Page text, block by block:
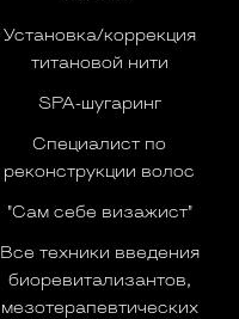
Установка/коррекция
титановой нити
SPA-шугаринг
Специалист по
реконструкции волос
"Сам себе визажист"
Все техники введения
биоревитализантов,
мезотерапевтических